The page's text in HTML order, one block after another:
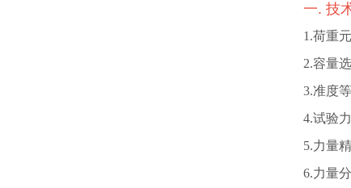
一. 技
1.荷重
2.容量
3.准度
4.试验
5.力量
6.力量